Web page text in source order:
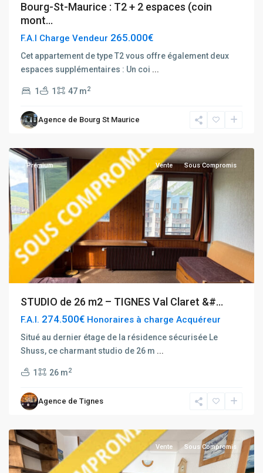
Bourg-St-Maurice : T2 + 2 espaces (coin
mont...
F.A.I Charge Vendeur 265.000€
Cet appartement de type T2 vous offre également deux
espaces supplémentaires : Un coi ...
1 1 47 m2
Agence de Bourg St Maurice
Hauts
du
Val
Premium Vente Sous Compromis
STUDIO de 26 m2 – TIGNES Val Claret &#...
F.A.I. 274.500€ Honoraires à charge Acquéreur
Situé au dernier étage de la résidence sécurisée Le
Shuss, ce charmant studio de 26 m ...
1 26 m2
Agence de Tignes
Rhône
Tignes
Val
Claret
Vente Sous Compromis